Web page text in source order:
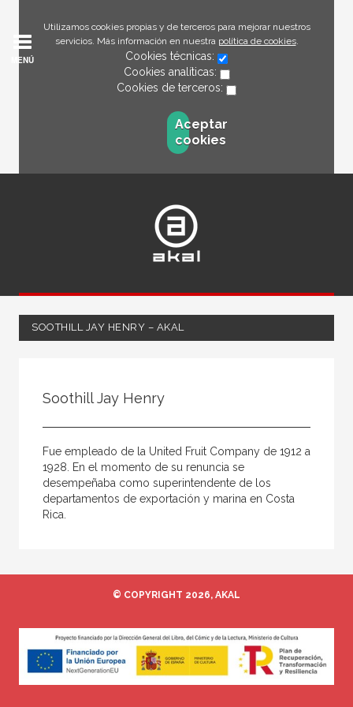
Utilizamos cookies propias y de terceros para mejorar nuestros
servicios. Más información en nuestra política de cookies.
Cookies técnicas:
Cookies analíticas:
Cookies de terceros:
Aceptar
cookies
MENÚ
SOOTHILL JAY HENRY – AKAL
Coordinador
Editor
Editora
Escritora
Prologuista
Traductor
Soothill Jay Henry
Fue empleado de la United Fruit Company de 1912 a
1928. En el momento de su renuncia se
desempeñaba como superintendente de los
departamentos de exportación y marina en Costa
Rica.
© COPYRIGHT 2026, AKAL